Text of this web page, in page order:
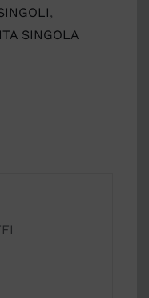
,
SINGOLA